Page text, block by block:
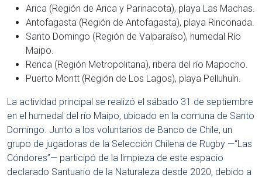
Arica (Región de Arica y Parinacota), playa Las Machas.
Antofagasta (Región de Antofagasta), playa Rinconada.
Santo Domingo (Región de Valparaíso), humedal Río
Maipo.
Renca (Región Metropolitana), ribera del río Mapocho.
Puerto Montt (Región de Los Lagos), playa Pelluhuín.
La actividad principal se realizó el sábado 31 de septiembre
en el humedal del río Maipo, ubicado en la comuna de Santo
Domingo. Junto a los voluntarios de Banco de Chile, un
grupo de jugadoras de la Selección Chilena de Rugby —“Las
Cóndores”— participó de la limpieza de este espacio
declarado Santuario de la Naturaleza desde 2020, debido a